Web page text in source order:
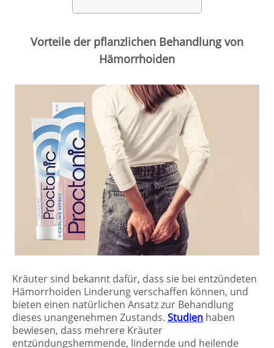
Vorteile der pflanzlichen Behandlung von
Hämorrhoiden
Kräuter sind bekannt dafür, dass sie bei entzündeten
Hämorrhoiden Linderung verschaffen können, und
bieten einen natürlichen Ansatz zur Behandlung
dieses unangenehmen Zustands. Studien haben
bewiesen, dass mehrere Kräuter
entzündungshemmende, lindernde und heilende